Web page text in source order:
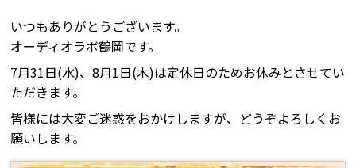
いつもありがとうございます。
オーディオラボ鶴岡です。
7月31日(水)、8月1日(木)は定休日のためお休みとさせてい
ただきます。
皆様には大変ご迷惑をおかけしますが、どうぞよろしくお
願いします。